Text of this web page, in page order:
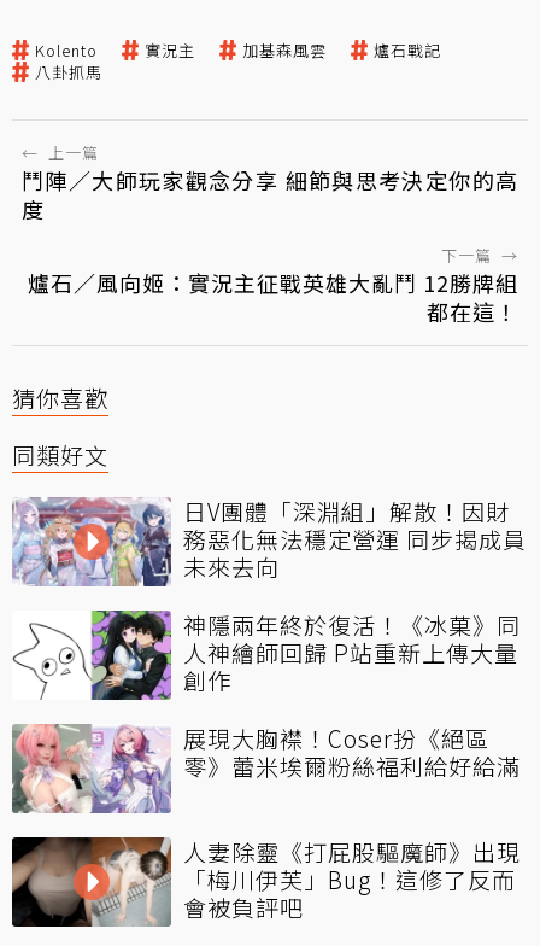
Kolento 實況主 加基森風雲
爐石戰記
八卦抓馬
← 上一篇
鬥陣／大師玩家觀念分享 細節與思考決定你的高
度
下一篇 →
爐石／風向姬：實況主征戰英雄大亂鬥 12勝牌組
都在這！
猜你喜歡
同類好文
日V團體「深淵組」解散！因財
務惡化無法穩定營運 同步揭成員
未來去向
神隱兩年終於復活！《冰菓》同
人神繪師回歸 P站重新上傳大量
創作
展現大胸襟！Coser扮《絕區
零》蕾米埃爾粉絲福利給好給滿
人妻除靈《打屁股驅魔師》出現
「梅川伊芙」Bug！這修了反而
會被負評吧